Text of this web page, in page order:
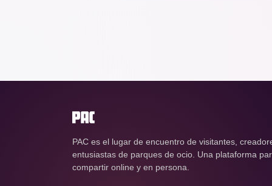
PAC es el lugar de encuentro de visitantes,
entusiastas de parques de ocio. Una plataforma
compartir online y en persona.